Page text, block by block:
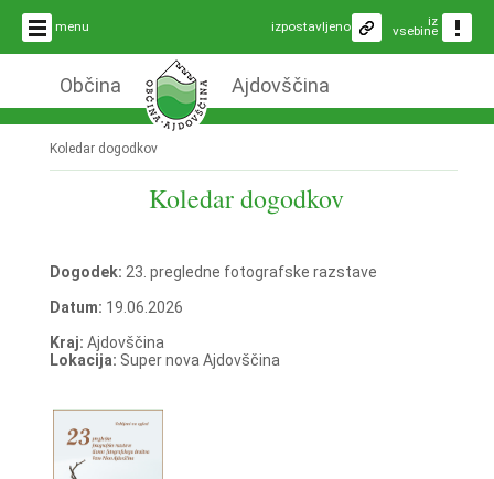
menu iz
vsebine
izpostavljeno
Občina Ajdovščina
Koledar dogodkov
Koledar dogodkov
Dogodek: 23. pregledne fotografske razstave
Datum: 19.06.2026
Kraj: Ajdovščina
Lokacija: Super nova Ajdovščina